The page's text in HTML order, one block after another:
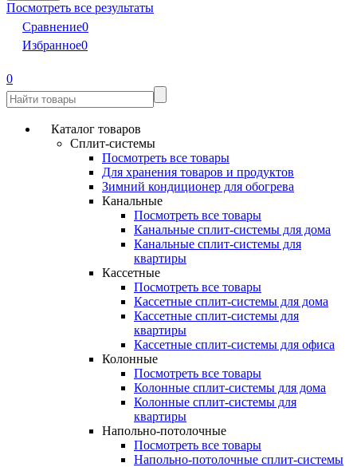
Посмотреть все результаты
Сравнение0
Избранное0
0
Каталог товаров
Сплит-системы
Посмотреть все товары
Для хранения товаров и продуктов
Зимний кондиционер для обогрева
Канальные
Посмотреть все товары
Канальные сплит-системы для дома
Канальные сплит-системы для
квартиры
Кассетные
Посмотреть все товары
Кассетные сплит-системы для дома
Кассетные сплит-системы для
квартиры
Кассетные сплит-системы для офиса
Колонные
Посмотреть все товары
Колонные сплит-системы для дома
Колонные сплит-системы для
квартиры
Напольно-потолочные
Посмотреть все товары
Напольно-потолочные сплит-системы